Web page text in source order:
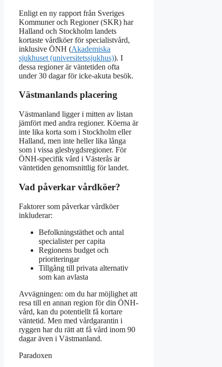
Enligt en ny rapport från Sveriges
Kommuner och Regioner (SKR) har
Halland och Stockholm landets
kortaste vårdköer för specialistvård,
inklusive ÖNH (Akademiska
sjukhuset (universitetssjukhus)). I
dessa regioner är väntetiden ofta
under 30 dagar för icke-akuta besök.
Västmanlands placering
Västmanland ligger i mitten av listan
jämfört med andra regioner. Köerna är
inte lika korta som i Stockholm eller
Halland, men inte heller lika långa
som i vissa glesbygdsregioner. För
ÖNH-specifik vård i Västerås är
väntetiden genomsnittlig för landet.
Vad påverkar vårdköer?
Faktorer som påverkar vårdköer
inkluderar:
Befolkningstäthet och antal
specialister per capita
Regionens budget och
prioriteringar
Tillgång till privata alternativ
som kan avlasta
Avvägningen: om du har möjlighet att
resa till en annan region för din ÖNH-
vård, kan du potentiellt få kortare
väntetid. Men med vårdgarantin i
ryggen har du rätt att få vård inom 90
dagar även i Västmanland.
Paradoxen